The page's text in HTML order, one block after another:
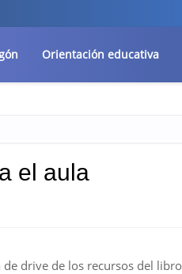
Orientación educativa
el aula
drive de los recursos del libro